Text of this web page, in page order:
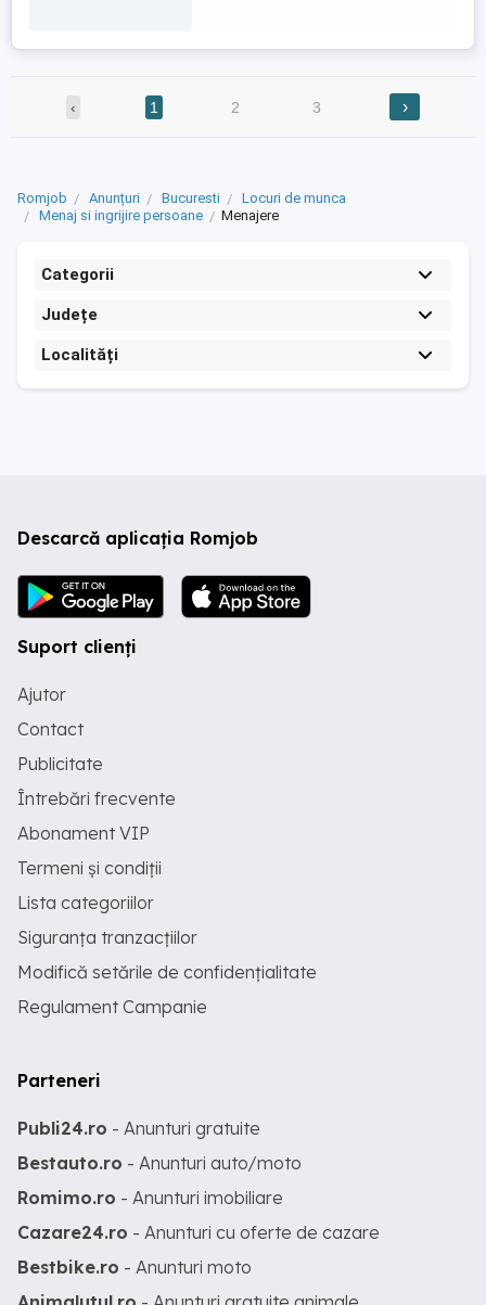
‹ 1 2 3 ›
Romjob Anunțuri Bucuresti
Locuri de munca
Menaj si ingrijire persoane
Menajere
Categorii
Județe
Localități
Descarcă aplicația Romjob
Suport clienți
Ajutor
Contact
Publicitate
Întrebări frecvente
Abonament VIP
Termeni și condiții
Lista categoriilor
Siguranța tranzacțiilor
Modifică setările de confidențialitate
Regulament Campanie
Parteneri
Publi24.ro - Anunturi gratuite
Bestauto.ro - Anunturi auto/moto
Romimo.ro - Anunturi imobiliare
Cazare24.ro - Anunturi cu oferte de cazare
Bestbike.ro - Anunturi moto